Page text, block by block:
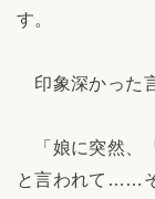
す。
印象深かった
「娘に突然、
と言われて……